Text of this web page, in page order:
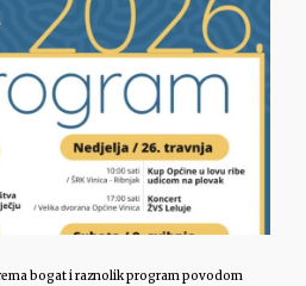
bogat i raznolik program povodom